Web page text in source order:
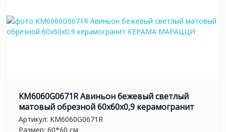
KM6060G0671R Авиньон бежевый светлый
матовый обрезной 60x60x0,9 керамогранит
Артикул: KM6060G0671R
Размер: 60*60 см